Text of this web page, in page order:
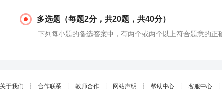
多选题（每题2分，共20题，共40分）
下列每小题的备选答案中，有两个或两个以上符合题意的
关于我们 ┊ 合作联系 ┊ 教师合作 ┊ 网站声明 ┊ 帮助中心 ┊ 客服中心 ┊